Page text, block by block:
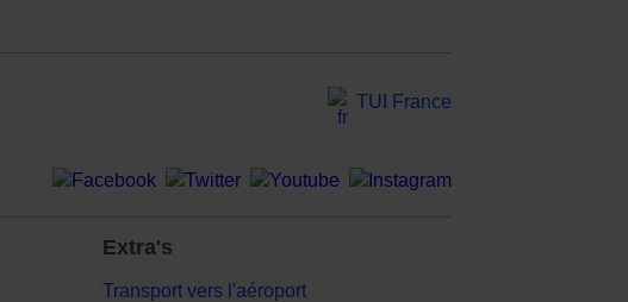
TUI France
Extra's
Transport vers l'aéroport